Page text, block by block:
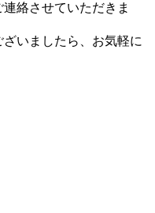
絡させていただきま
いましたら、お気軽に